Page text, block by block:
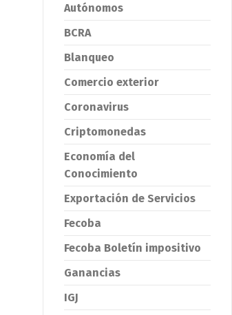
Autónomos
BCRA
Blanqueo
Comercio exterior
Coronavirus
Criptomonedas
Economía del
Conocimiento
Exportación de Servicios
Fecoba
Fecoba Boletín impositivo
Ganancias
IGJ